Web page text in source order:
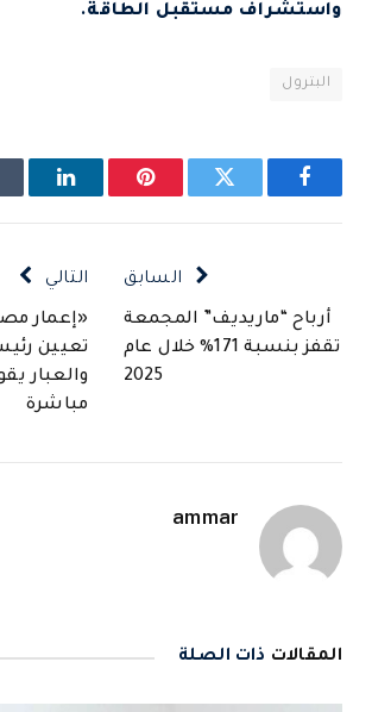
واستشراف مستقبل الطاقة.
البترول
فيسبوك تويتر بينتيريستلينكدإن
السابق
أرباح “ماريديف” المجمعة
تقفز بنسبة 171% خلال عام
2025
التالي
«إعمار
تعيين
والعبار
مباشرة
ammar
المقالات ذات الصلة